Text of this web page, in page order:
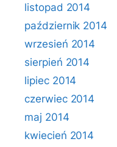
listopad 2014
październik 2014
wrzesień 2014
sierpień 2014
lipiec 2014
czerwiec 2014
maj 2014
kwiecień 2014